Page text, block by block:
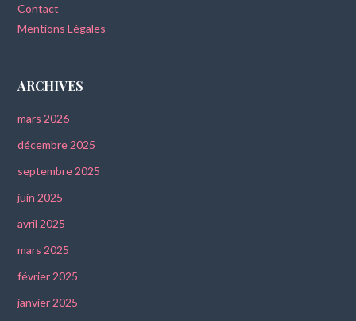
Contact
Mentions Légales
ARCHIVES
mars 2026
décembre 2025
septembre 2025
juin 2025
avril 2025
mars 2025
février 2025
janvier 2025